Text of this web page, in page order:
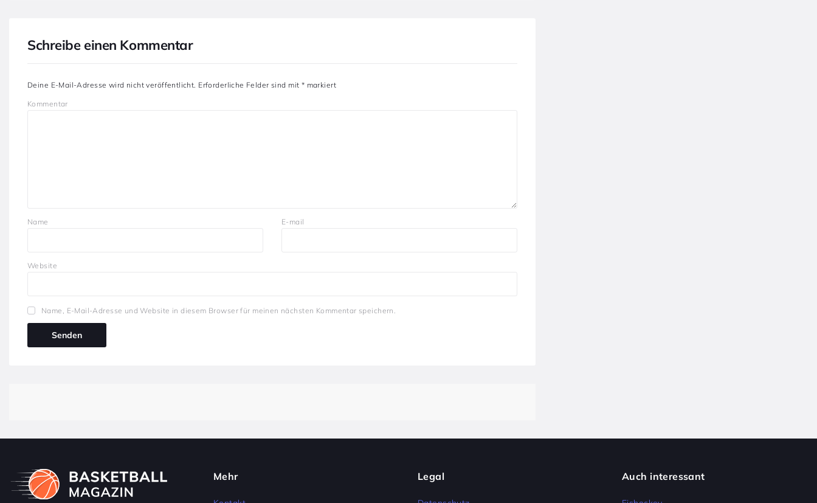
Schreibe einen Kommentar
Deine E-Mail-Adresse wird nicht veröffentlicht. Erforderliche Felder sind mit * markiert
Kommentar
Name E-mail
Website
Name, E-Mail-Adresse und Website in diesem Browser für meinen nächsten Kommentar speichern.
Mehr Legal Auch interessant